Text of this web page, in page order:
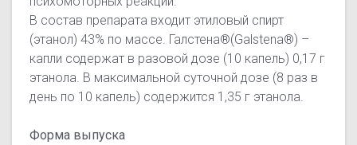
В состав препарата входит этиловый спирт
(этанол) 43% по массе. Галстена®(Galstena®) –
капли содержат в разовой дозе (10 капель) 0,17 г
этанола. В максимальной суточной дозе (8 раз в
день по 10 капель) содержится 1,35 г этанола.
Форма выпуска